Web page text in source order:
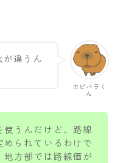
カピバラく
ん
違うん
うんだけど、路線
られているわけで
方部では路線価が